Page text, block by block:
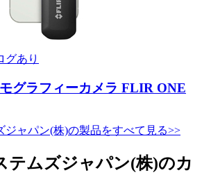
グラフィーカメラ FLIR ONE
ジャパン(株)の製品をすべて見る>>
テムズジャパン(株)のカ